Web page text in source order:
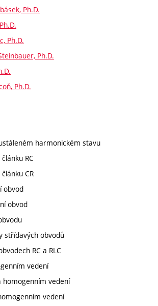
Ph.D.
Ph.D.
Ph.D.
Ph.D.
harmonickém stavu
RC
CR
obvod
obvod
střídavých obvodů
RC a RLC
vedení
homogenním vedení
vedení